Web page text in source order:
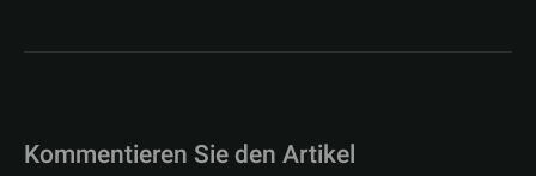
Kommentieren Sie den Artikel